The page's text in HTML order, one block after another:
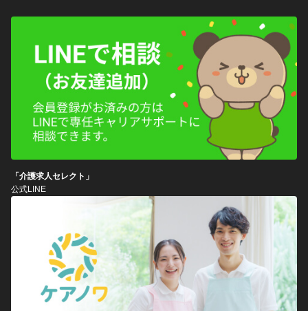
「介護求人セレクト」
公式LINE